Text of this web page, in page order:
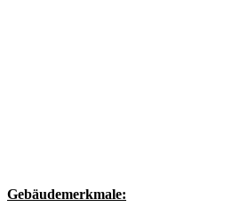
Gebäudemerkmale: